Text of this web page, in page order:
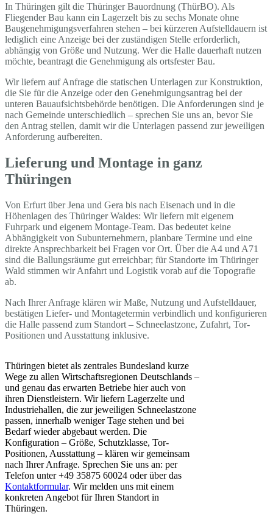
In Thüringen gilt die Thüringer Bauordnung (ThürBO). Als
Fliegender Bau kann ein Lagerzelt bis zu sechs Monate ohne
Baugenehmigungsverfahren stehen – bei kürzeren Aufstelldauern ist
lediglich eine Anzeige bei der zuständigen Stelle erforderlich,
abhängig von Größe und Nutzung. Wer die Halle dauerhaft nutzen
möchte, beantragt die Genehmigung als ortsfester Bau.
Wir liefern auf Anfrage die statischen Unterlagen zur Konstruktion,
die Sie für die Anzeige oder den Genehmigungsantrag bei der
unteren Bauaufsichtsbehörde benötigen. Die Anforderungen sind je
nach Gemeinde unterschiedlich – sprechen Sie uns an, bevor Sie
den Antrag stellen, damit wir die Unterlagen passend zur jeweiligen
Anforderung aufbereiten.
Lieferung und Montage in ganz
Thüringen
Von Erfurt über Jena und Gera bis nach Eisenach und in die
Höhenlagen des Thüringer Waldes: Wir liefern mit eigenem
Fuhrpark und eigenem Montage-Team. Das bedeutet keine
Abhängigkeit von Subunternehmern, planbare Termine und eine
direkte Ansprechbarkeit bei Fragen vor Ort. Über die A4 und A71
sind die Ballungsräume gut erreichbar; für Standorte im Thüringer
Wald stimmen wir Anfahrt und Logistik vorab auf die Topografie
ab.
Nach Ihrer Anfrage klären wir Maße, Nutzung und Aufstelldauer,
bestätigen Liefer- und Montagetermin verbindlich und konfigurieren
die Halle passend zum Standort – Schneelastzone, Zufahrt, Tor-
Positionen und Ausstattung inklusive.
Thüringen bietet als zentrales Bundesland kurze
Wege zu allen Wirtschaftsregionen Deutschlands –
und genau das erwarten Betriebe hier auch von
ihren Dienstleistern. Wir liefern Lagerzelte und
Industriehallen, die zur jeweiligen Schneelastzone
passen, innerhalb weniger Tage stehen und bei
Bedarf wieder abgebaut werden. Die
Konfiguration – Größe, Schutzklasse, Tor-
Positionen, Ausstattung – klären wir gemeinsam
nach Ihrer Anfrage. Sprechen Sie uns an: per
Telefon unter +49 35875 60024 oder über das
Kontaktformular. Wir melden uns mit einem
konkreten Angebot für Ihren Standort in
Thüringen.